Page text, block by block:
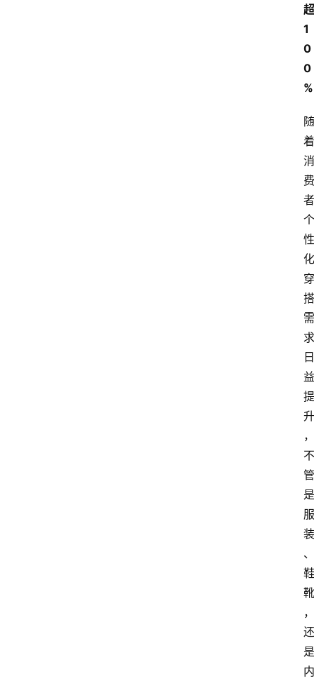
超
1
0
0
%
随
着
消
费
者
个
性
化
穿
搭
需
求
日
益
提
升
，
不
管
是
服
装
、
鞋
靴
，
还
是
内